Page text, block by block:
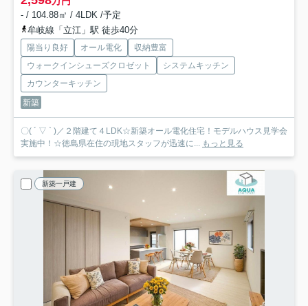
- / 104.88㎡ / 4LDK /予定
牟岐線「立江」駅 徒歩40分
陽当り良好 オール電化
収納豊富
ウォークインシューズクロゼット
システムキッチン
カウンターキッチン
新築
〇( ´ ▽ ` )／２階建て４LDK☆新築オール電化住宅！モデルハウス見学会
実施中！☆徳島県在住の現地スタッフが迅速に... もっと見る
新築一戸建